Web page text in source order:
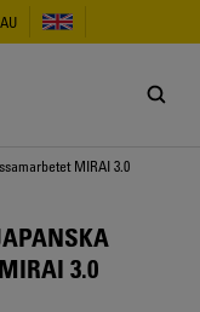
MIRAI 3.0
3.0